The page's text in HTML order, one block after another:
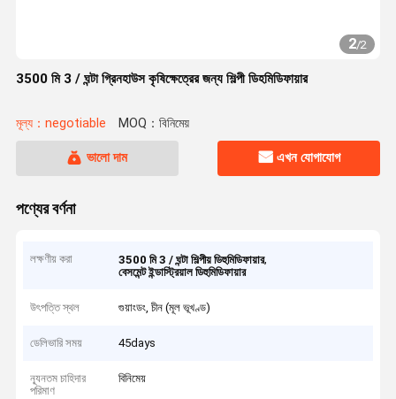
2/2
3500 মি 3 / ঘন্টা গ্রিনহাউস কৃষিক্ষেত্রের জন্য শিল্পী ডিহমিডিফায়ার
মূল্য：negotiable MOQ：বিনিমেয়
ভালো দাম এখন যোগাযোগ
পণ্যের বর্ণনা
লক্ষণীয় করা 3500 মি 3 / ঘন্টা শিল্পীয় ডিহুমিডিফায়ার,
বেসমেন্ট ইন্ডাস্ট্রিয়াল ডিহুমিডিফায়ার
উৎপত্তি স্থল গুয়াংডং, চীন (মূল ভূখণ্ড)
ডেলিভারি সময় 45days
ন্যূনতম চাহিদার
পরিমাণ
বিনিমেয়